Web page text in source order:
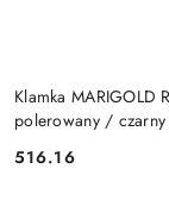
Klamka MARIGOLD
polerowany /
Cena:
516.16